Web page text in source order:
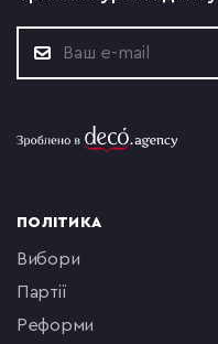
ПОЛІТИКА
вибори
партії
реформи